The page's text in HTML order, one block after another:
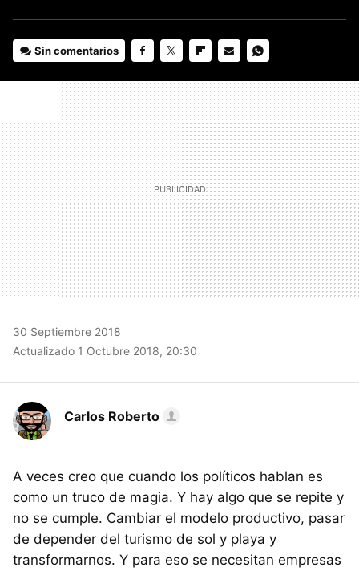
Sin comentarios
MAIL
30 Septiembre 2018
Actualizado 1 Octubre 2018, 20:30
Carlos Roberto
A veces creo que cuando los políticos hablan es
como un truco de magia. Y hay algo que se repite y
no se cumple. Cambiar el modelo productivo, pasar
de depender del turismo de sol y playa y
transformarnos. Y para eso se necesitan empresas